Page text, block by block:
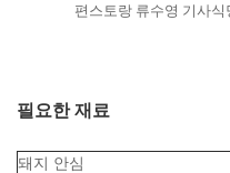
편스토랑 류수영 기사
필요한 재료
돼지 안심